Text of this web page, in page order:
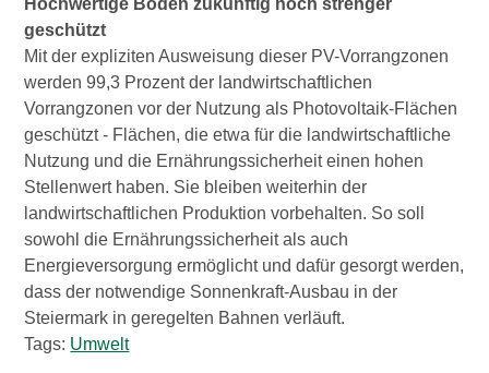
Hochwertige Böden zukünftig noch strenger
geschützt
Mit der expliziten Ausweisung dieser PV-Vorrangzonen
werden 99,3 Prozent der landwirtschaftlichen
Vorrangzonen vor der Nutzung als Photovoltaik-Flächen
geschützt - Flächen, die etwa für die landwirtschaftliche
Nutzung und die Ernährungssicherheit einen hohen
Stellenwert haben. Sie bleiben weiterhin der
landwirtschaftlichen Produktion vorbehalten. So soll
sowohl die Ernährungssicherheit als auch
Energieversorgung ermöglicht und dafür gesorgt werden,
dass der notwendige Sonnenkraft-Ausbau in der
Steiermark in geregelten Bahnen verläuft.
Tags: Umwelt